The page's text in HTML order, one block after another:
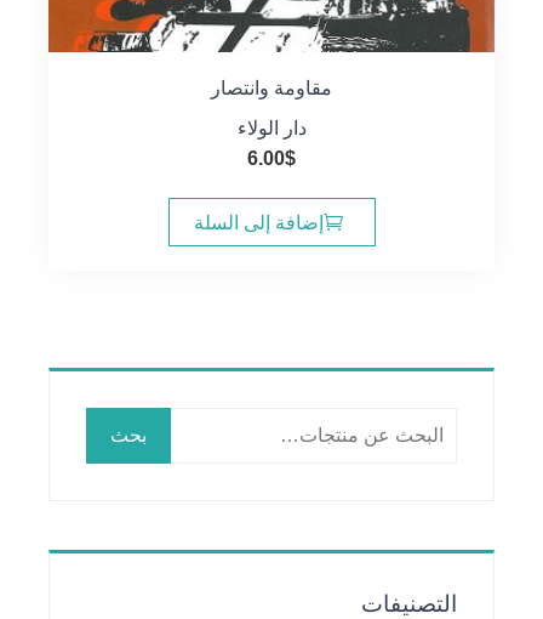
مقاومة وانتصار
دار الولاء
6.00$
إضافة إلى السلة
بحث
التصنيفات